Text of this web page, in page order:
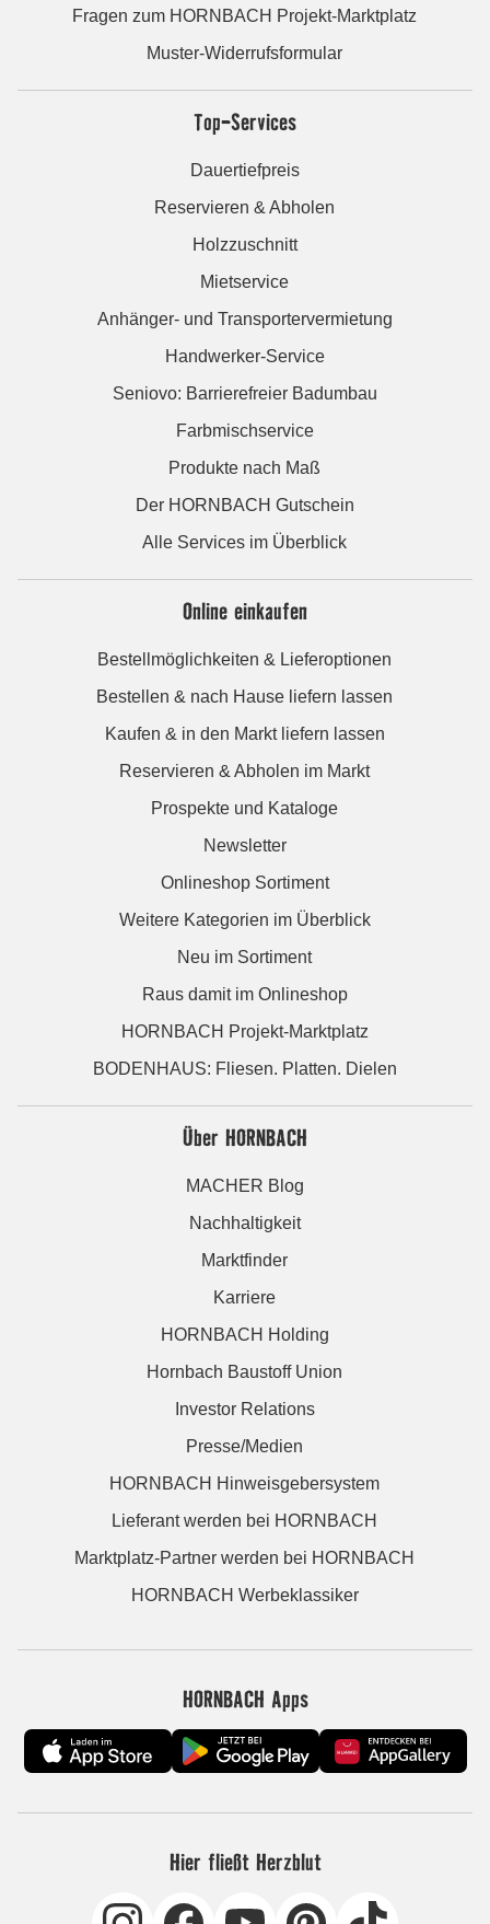
Fragen zum HORNBACH Projekt-Marktplatz
Muster-Widerrufsformular
Top-Services
Dauertiefpreis
Reservieren & Abholen
Holzzuschnitt
Mietservice
Anhänger- und Transportervermietung
Handwerker-Service
Seniovo: Barrierefreier Badumbau
Farbmischservice
Produkte nach Maß
Der HORNBACH Gutschein
Alle Services im Überblick
Online einkaufen
Bestellmöglichkeiten & Lieferoptionen
Bestellen & nach Hause liefern lassen
Kaufen & in den Markt liefern lassen
Reservieren & Abholen im Markt
Prospekte und Kataloge
Newsletter
Onlineshop Sortiment
Weitere Kategorien im Überblick
Neu im Sortiment
Raus damit im Onlineshop
HORNBACH Projekt-Marktplatz
BODENHAUS: Fliesen. Platten. Dielen
Über HORNBACH
MACHER Blog
Nachhaltigkeit
Marktfinder
Karriere
HORNBACH Holding
Hornbach Baustoff Union
Investor Relations
Presse/Medien
HORNBACH Hinweisgebersystem
Lieferant werden bei HORNBACH
Marktplatz-Partner werden bei HORNBACH
HORNBACH Werbeklassiker
HORNBACH Apps
Hier fließt Herzblut